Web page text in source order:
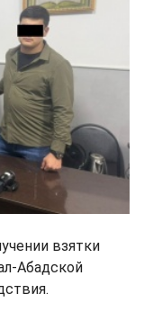
взятки
Абадской